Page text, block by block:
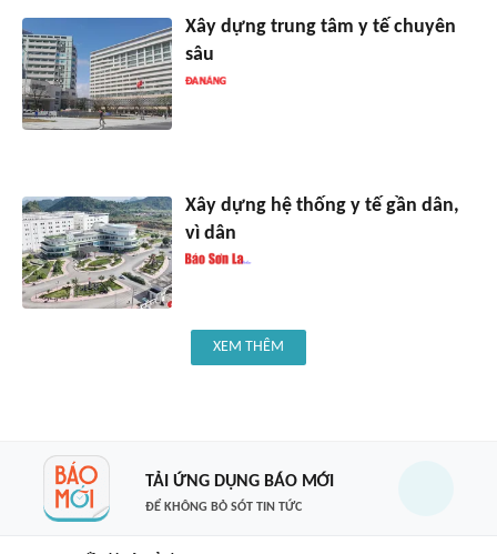
Xây dựng trung tâm y tế chuyên
sâu
Xây dựng hệ thống y tế gần dân,
vì dân
XEM THÊM
TẢI ỨNG DỤNG BÁO MỚI
ĐỂ KHÔNG BỎ SÓT TIN TỨC